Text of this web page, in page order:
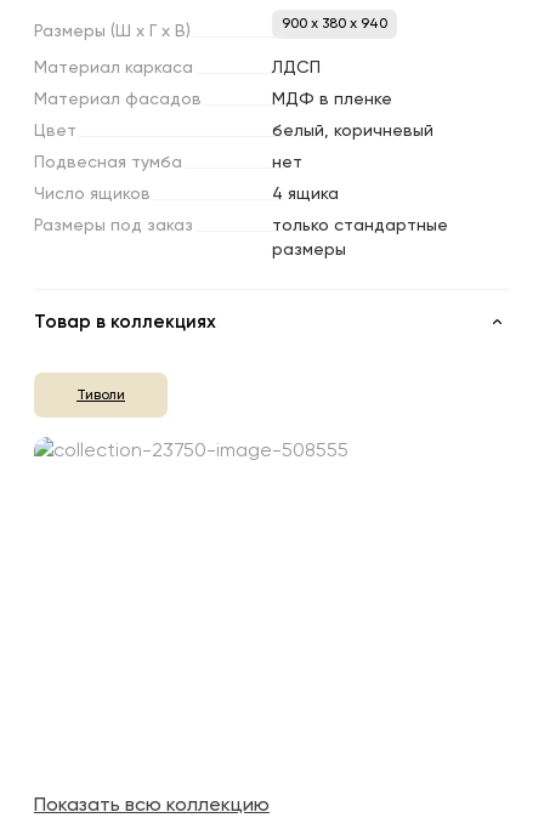
Размеры (Ш х х В) 900 x 380 x 940
Материал каркаса
ЛДСП
Материал фасадов
МДФ в пленке
Цвет
белый, коричневый
Подвесная тумба
нет
Число ящиков
4 ящика
Размеры под заказ
только стандартные
размеры
Товар в коллекциях
Тиволи
Показать всю коллекцию